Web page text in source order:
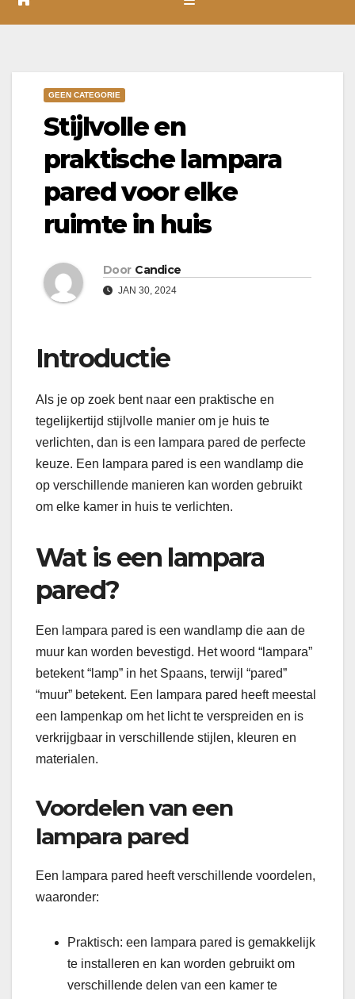
GEEN CATEGORIE
Stijlvolle en
praktische lampara
pared voor elke
ruimte in huis
Door Candice
JAN 30, 2024
Introductie
Als je op zoek bent naar een praktische en
tegelijkertijd stijlvolle manier om je huis te
verlichten, dan is een lampara pared de perfecte
keuze. Een lampara pared is een wandlamp die
op verschillende manieren kan worden gebruikt
om elke kamer in huis te verlichten.
Wat is een lampara
pared?
Een lampara pared is een wandlamp die aan de
muur kan worden bevestigd. Het woord “lampara”
betekent “lamp” in het Spaans, terwijl “pared”
“muur” betekent. Een lampara pared heeft meestal
een lampenkap om het licht te verspreiden en is
verkrijgbaar in verschillende stijlen, kleuren en
materialen.
Voordelen van een
lampara pared
Een lampara pared heeft verschillende voordelen,
waaronder:
Praktisch: een lampara pared is gemakkelijk
te installeren en kan worden gebruikt om
verschillende delen van een kamer te